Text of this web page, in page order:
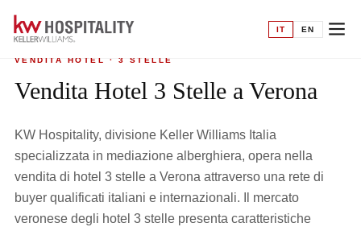
IT EN
Home ›Vendita hotel›
VENDITA HOTEL · 3 STELLE
Vendita Hotel 3 Stelle a Verona
KW Hospitality, divisione Keller Williams Italia
specializzata in mediazione alberghiera, opera nella
vendita di hotel 3 stelle a Verona attraverso una rete di
buyer qualificati italiani e internazionali. Il mercato
veronese degli hotel 3 stelle presenta caratteristiche